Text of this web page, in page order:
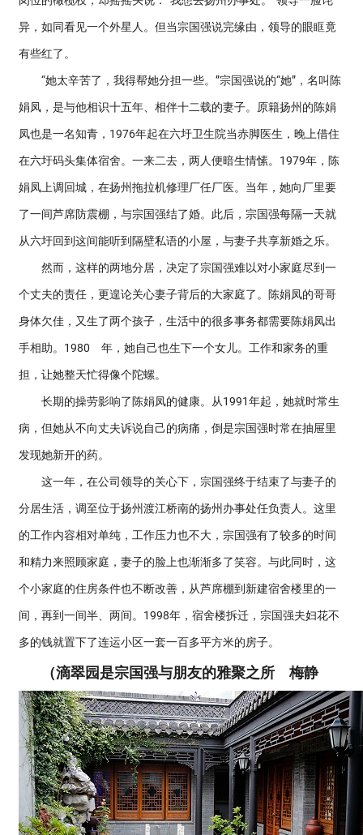
异，如同看见一个外星人。但当宗国强说完缘由，领导的眼眶竟
有些红了。
“她太辛苦了，我得帮她分担一些。”宗国强说的“她”，名叫陈
娟凤，是与他相识十五年、相伴十二载的妻子。原籍扬州的陈娟
凤也是一名知青，1976年起在六圩卫生院当赤脚医生，晚上借住
在六圩码头集体宿舍。一来二去，两人便暗生情愫。1979年，陈
娟凤上调回城，在扬州拖拉机修理厂任厂医。当年，她向厂里要
了一间芦席防震棚，与宗国强结了婚。此后，宗国强每隔一天就
从六圩回到这间能听到隔壁私语的小屋，与妻子共享新婚之乐。
然而，这样的两地分居，决定了宗国强难以对小家庭尽到一
个丈夫的责任，更遑论关心妻子背后的大家庭了。陈娟凤的哥哥
身体欠佳，又生了两个孩子，生活中的很多事务都需要陈娟凤出
手相助。1980 年，她自己也生下一个女儿。工作和家务的重
担，让她整天忙得像个陀螺。
长期的操劳影响了陈娟凤的健康。从1991年起，她就时常生
病，但她从不向丈夫诉说自己的病痛，倒是宗国强时常在抽屉里
发现她新开的药。
这一年，在公司领导的关心下，宗国强终于结束了与妻子的
分居生活，调至位于扬州渡江桥南的扬州办事处任负责人。这里
的工作内容相对单纯，工作压力也不大，宗国强有了较多的时间
和精力来照顾家庭，妻子的脸上也渐渐多了笑容。与此同时，这
个小家庭的住房条件也不断改善，从芦席棚到新建宿舍楼里的一
间，再到一间半、两间。1998年，宿舍楼拆迁，宗国强夫妇花不
多的钱就置下了连运小区一套一百多平方米的房子。
（滴翠园是宗国强与朋友的雅聚之所 梅静